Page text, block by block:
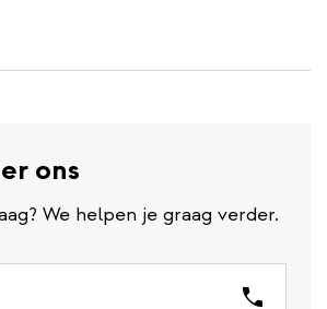
ons
We helpen je graag verder.